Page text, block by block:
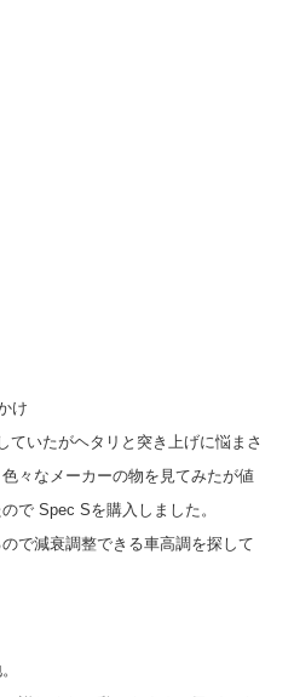
け
ていたがヘタリと突き上げに悩まさ
々なメーカーの物を見てみたが値
で Spec Sを購入しました。
で減衰調整できる車高調を探して